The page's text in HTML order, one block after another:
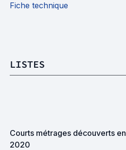
Fiche technique
LISTES
Courts métrages découverts en
2020